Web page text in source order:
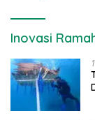
Inovasi